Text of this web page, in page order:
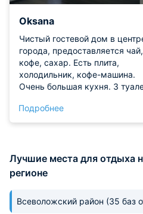
Oksana
Чистый гостевой дом в
города, предоставляется чай,
кофе, сахар. Есть плита,
холодильник, кофе-машина.
Очень большая кухня. 3
было. С удовольствием
снова. Администратор
Подробнее
Лучшие места для отдыха
регионе
Всеволожский район (35 баз